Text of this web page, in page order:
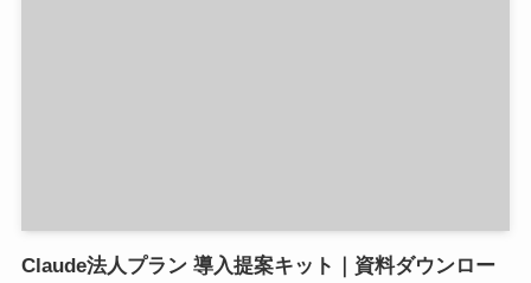
Claude法人プラン 導入提案キット｜資料ダウンロー